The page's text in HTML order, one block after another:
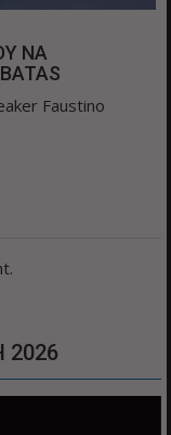
NA
Faustino
2026